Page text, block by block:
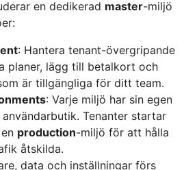
en dedikerad master-miljö
: Hantera tenant-övergripande
planer, lägg till betalkort och
är tillgängliga för ditt team.
: Varje miljö har sin egen
Tenanter startar
production-miljö för att hålla
åtskilda.
data och inställningar förs